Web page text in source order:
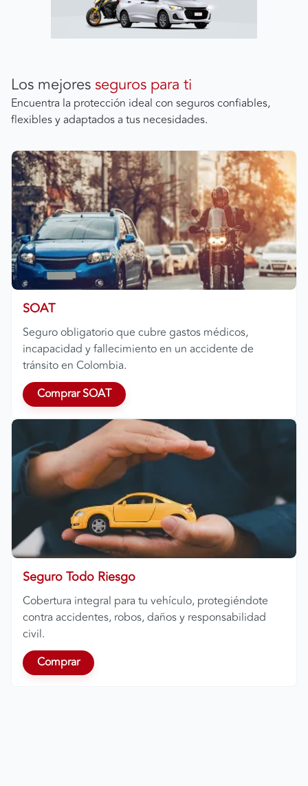
Los mejores seguros para ti
Encuentra la protección ideal con seguros confiables,
flexibles y adaptados a tus necesidades.
SOAT
Seguro obligatorio que cubre gastos médicos,
incapacidad y fallecimiento en un accidente de
tránsito en Colombia.
Comprar SOAT
Seguro Todo Riesgo
Cobertura integral para tu vehículo, protegiéndote
contra accidentes, robos, daños y responsabilidad
civil.
Comprar